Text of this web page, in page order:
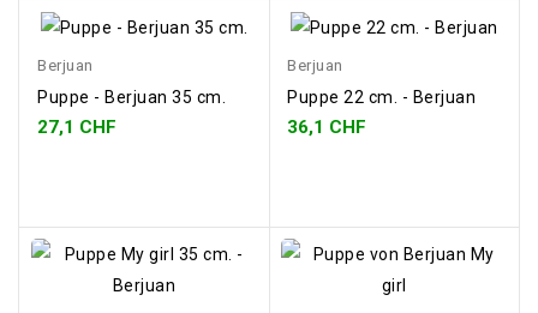
Berjuan
Puppe - Berjuan 35 cm.
27,1 CHF
Berjuan
Puppe 22 cm. - Berjuan
36,1 CHF